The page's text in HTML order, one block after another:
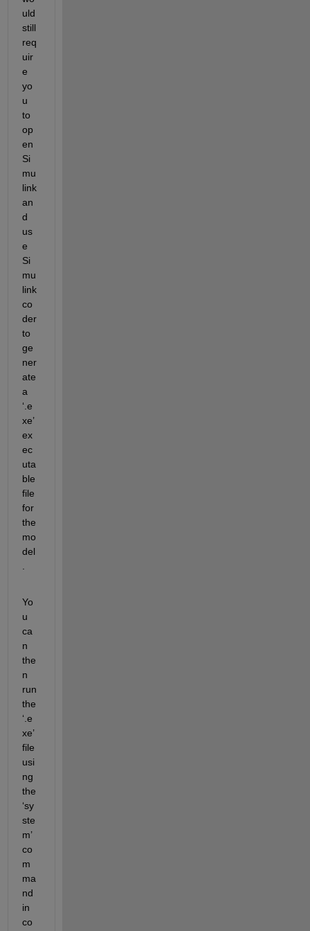
uld
still
req
uir
e
yo
u
to
op
en
Si
mu
link
an
d
us
e
Si
mu
link
co
der
to
ge
ner
ate
a
‘.e
xe’
ex
ec
uta
ble
file
for
the
mo
del
Yo
u
ca
n
the
n
run
the
‘.e
xe’
file
usi
ng
the
‘sy
ste
m’
co
m
ma
nd
in
co